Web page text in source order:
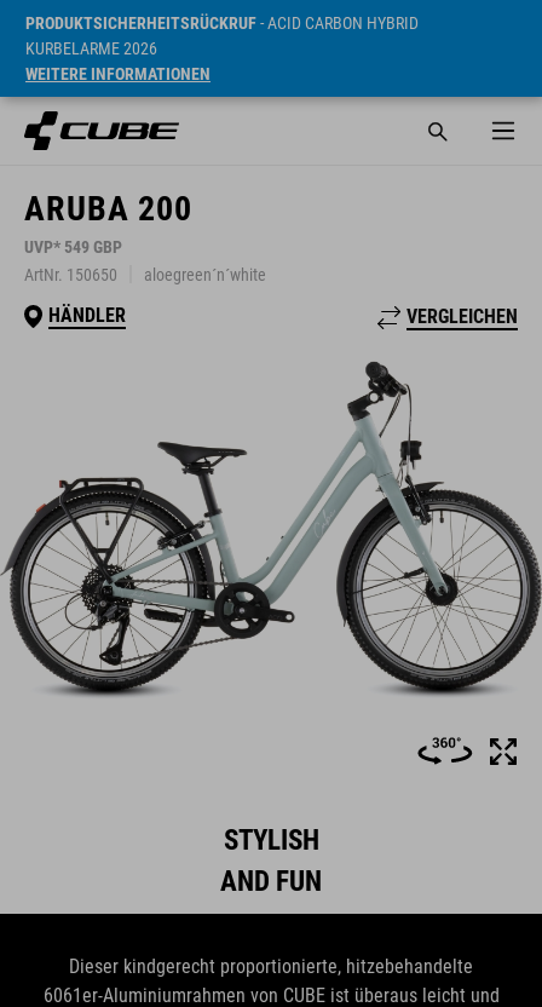
PRODUKTSICHERHEITSRÜCKRUF- ACID CARBON HYBRID
KURBELARME 2026
WEITERE INFORMATIONEN
ARUBA 200
UVP* 549 GBP
ArtNr. 150650
aloegreen´n´white
HÄNDLER VERGLEICHEN
STYLISH
AND FUN
Dieser kindgerecht proportionierte, hitzebehandelte
6061er-Aluminiumrahmen von CUBE ist überaus leicht und